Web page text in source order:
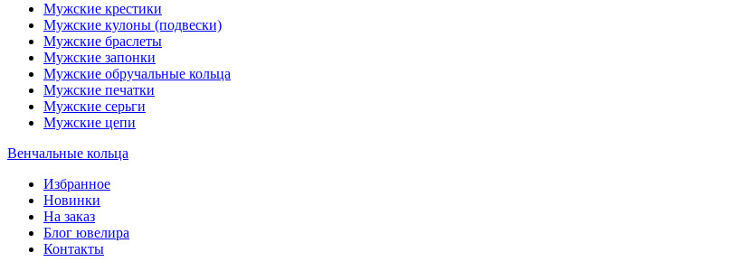
Мужские крестики
Мужские кулоны (подвески)
Мужские браслеты
Мужские запонки
Мужские обручальные кольца
Мужские печатки
Мужские серьги
Мужские цепи
Венчальные кольца
Избранное
Новинки
На заказ
Блог ювелира
Контакты